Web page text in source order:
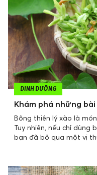
DINH DƯỠNG
Khám phá những
Bông thiên lý xào là
Tuy nhiên, nếu chỉ dùng
bạn đã bỏ qua một vị